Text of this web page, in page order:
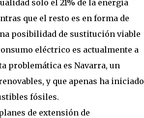
solo el 21% de la energía
que el resto es en forma de
posibilidad de sustitución viable
eléctrico es actualmente a
problemática es Navarra, un
y que apenas ha iniciado
fósiles.
de extensión de